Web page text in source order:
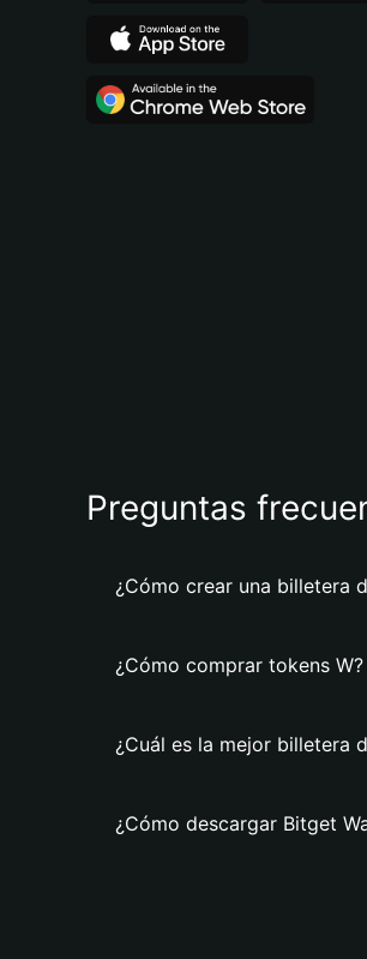
Preguntas
¿Cómo crear una billetera
¿Cómo comprar tokens W?
¿Cuál es la mejor billetera
¿Cómo descargar Bitget